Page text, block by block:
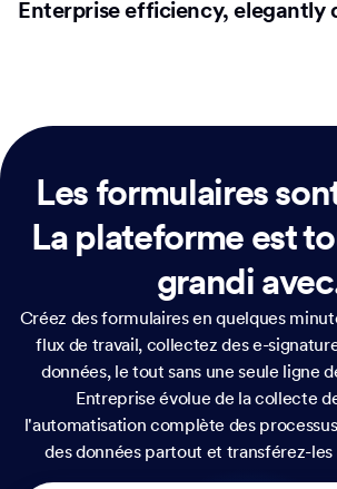
Enterprise efficiency, elegantly
Les formulaires
La plateforme est
grandi
Créez des formulaires en quelques
flux de travail, collectez des e-
données, le tout sans une seule ligne
Entreprise évolue de la collecte
l'automatisation complète des
des données partout et transférez-les